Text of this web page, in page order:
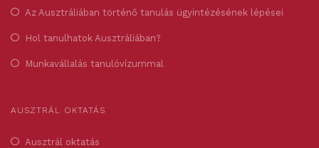
Az Ausztráliában történő tanulás ügyintézésének lépései
Hol tanulhatok Ausztráliában?
Munkavállalás tanulóvízummal
AUSZTRÁL OKTATÁS
Ausztrál oktatás